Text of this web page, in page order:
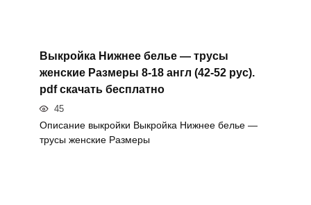
Выкройка Нижнее белье — трусы
женские Размеры 8-18 англ (42-52 рус).
pdf скачать бесплатно
45
Описание выкройки Выкройка Нижнее белье —
трусы женские Размеры